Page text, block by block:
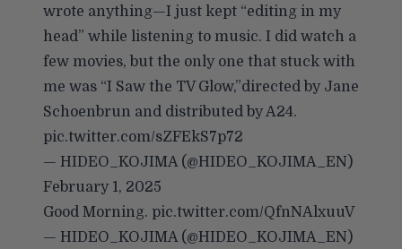
wrote anything—I just kept “editing in my
head” while listening to music. I did watch a
few movies, but the only one that stuck with
me was “I Saw the TV Glow,”directed by Jane
Schoenbrun and distributed by A24.
pic.twitter.com/sZFEkS7p72
— HIDEO_KOJIMA (@HIDEO_KOJIMA_EN)
February 1, 2025
Good Morning. pic.twitter.com/QfnNAlxuuV
— HIDEO_KOJIMA (@HIDEO_KOJIMA_EN)